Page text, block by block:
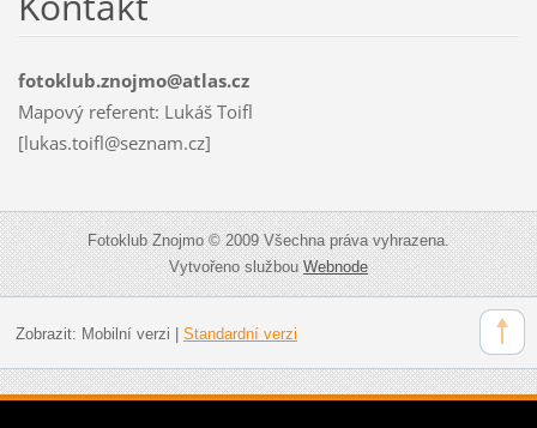
fotoklub.znojmo@atlas.cz
Mapový referent: Lukáš Toifl
[lukas.toifl@seznam.cz]
Fotoklub Znojmo © 2009 Všechna práva vyhrazena.
Vytvořeno službouWebnode
Zobrazit: Mobilní verzi Standardní verzi